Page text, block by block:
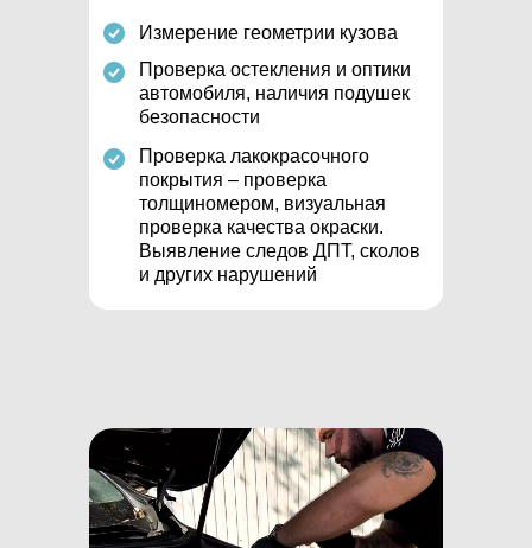
Измерение геометрии кузова
Проверка остекления и оптики
автомобиля, наличия подушек
безопасности
Проверка лакокрасочного
покрытия – проверка
толщиномером, визуальная
проверка качества окраски.
Выявление следов ДПТ, сколов
и других нарушений